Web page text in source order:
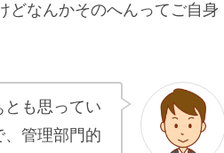
どなんかそのへんってご自身
も思ってい
管理部門的